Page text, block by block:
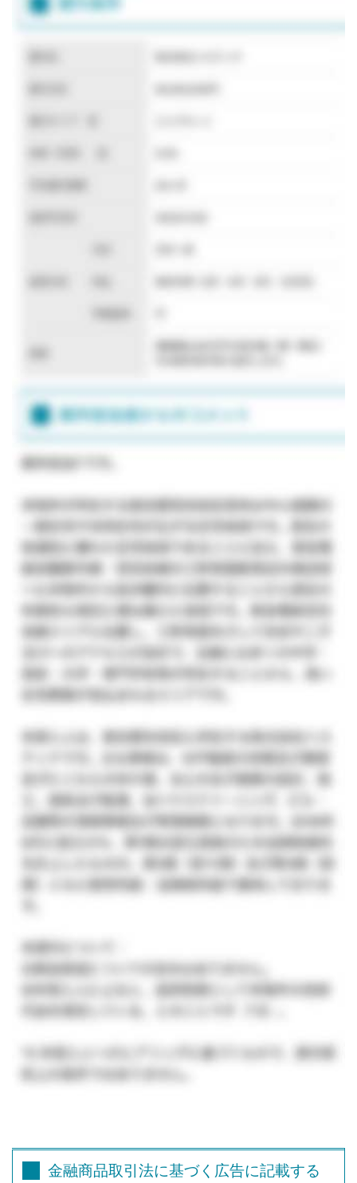
金融商品取引法に基づく広告に記載する